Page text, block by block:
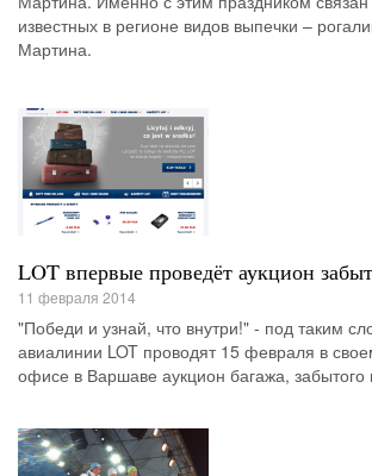
известных в регионе видов выпечки –
Мартина.
LOT впервые проведёт аукцион
11 февраля 2014
"Победи и узнай, что внутри!" - под таким
авиалинии LOT проводят 15 февраля в
офисе в Варшаве аукцион багажа,